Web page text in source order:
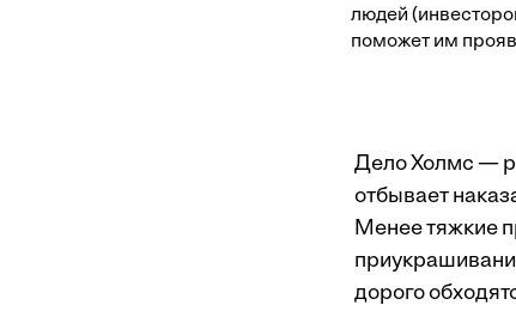
людей
поможет им
Дело Холмс —
отбывает
Менее тяжкие
дорого